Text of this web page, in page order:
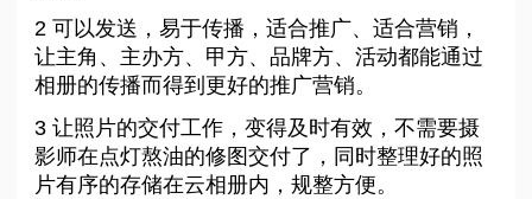
2 可以发送，易于传播，适合推广、适合营销，
让主角、主办方、甲方、品牌方、活动都能通过
相册的传播而得到更好的推广营销。
3 让照片的交付工作，变得及时有效，不需要摄
影师在点灯熬油的修图交付了，同时整理好的照
片有序的存储在云相册内，规整方便。